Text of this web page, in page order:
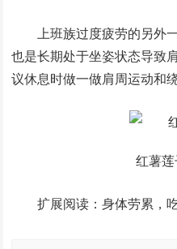
上班族过度疲劳的另外
也是长期处于坐姿状态导致
议休息时做一做肩周运动和
红薯
扩展阅读：身体劳累，